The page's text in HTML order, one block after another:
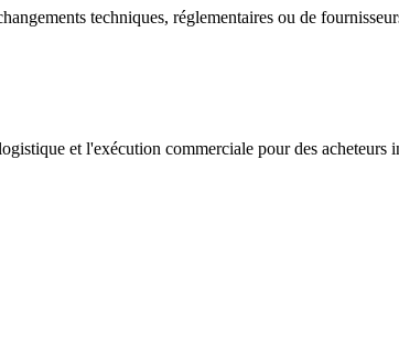
techniques, réglementaires ou de
et l'exécution commerciale pour des acheteurs